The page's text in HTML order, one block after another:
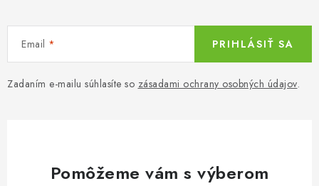
Email
Zadaním e-mailu súhlasíte so zásadami ochrany osobných údajov.
PRIHLÁSIŤ SA
Pomôžeme vám s výberom